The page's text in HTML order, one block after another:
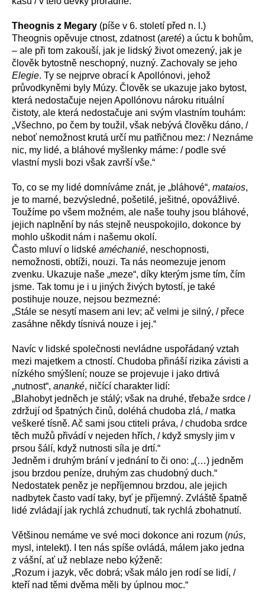
Theognis z Megary (píše v 6. století před n. l.)
Theognis opěvuje ctnost, zdatnost (areté) a úctu k bohům,
– ale při tom zakouší, jak je lidský život omezený, jak je
člověk bytostně neschopný, nuzný. Zachovaly se jeho
Elegie. Ty se nejprve obrací k Apollónovi, jehož
průvodkyněmi byly Múzy. Člověk se ukazuje jako bytost,
která nedostačuje nejen Apollónovu nároku rituální
čistoty, ale která nedostačuje ani svým vlastním touhám:
„Všechno, po čem by toužil, však nebývá člověku dáno, /
neboť nemožnost krutá určí mu patřičnou mez: / Neznáme
nic, my lidé, a bláhové myšlenky máme: / podle své
vlastní mysli bozi však završí vše.“
To, co se my lidé domníváme znát, je „bláhové“, mataios,
je to marné, bezvýsledné, pošetilé, ješitné, opovážlivé.
Toužíme po všem možném, ale naše touhy jsou bláhové,
jejich naplnění by nás stejně neuspokojilo, dokonce by
mohlo uškodit nám i našemu okolí.
Často mluví o lidské améchanié, neschopnosti,
nemožnosti, obtíži, nouzi. Ta nás neomezuje jenom
zvenku. Ukazuje naše „meze“, díky kterým jsme tím, čím
jsme. Tak tomu je i u jiných živých bytostí, je také
postihuje nouze, nejsou bezmezné:
„Stále se nesytí masem ani lev; ač velmi je silný, / přece
zasáhne někdy tísnivá nouze i jej.“
Navíc v lidské společnosti nevládne uspořádaný vztah
mezi majetkem a ctností. Chudoba přináší rizika závisti a
nízkého smýšlení; nouze se projevuje i jako drtivá
„nutnost“, ananké, ničící charakter lidí:
„Blahobyt jedněch je stálý; však na druhé, třebaže srdce /
zdržují od špatných činů, doléhá chudoba zlá, / matka
veškeré tísně. Ač sami jsou ctiteli práva, / chudoba srdce
těch mužů přivádí v nejeden hřích, / když smysly jim v
prsou šálí, když nutnosti síla je drtí.“
Jedněm i druhým brání v jednání to či ono: „(…) jedněm
jsou brzdou peníze, druhým zas chudobný duch.“
Nedostatek peněz je nepříjemnou brzdou, ale jejich
nadbytek často vadí taky, byť je příjemný. Zvláště špatně
lidé zvládají jak rychlá zchudnutí, tak rychlá zbohatnutí.
Většinou nemáme ve své moci dokonce ani rozum (nús,
mysl, intelekt). I ten nás spíše ovládá, málem jako jedna
z vášní, ať už neblaze nebo kýženě:
„Rozum i jazyk, věc dobrá; však málo jen rodí se lidí, /
kteří nad těmi dvěma měli by úplnou moc.“